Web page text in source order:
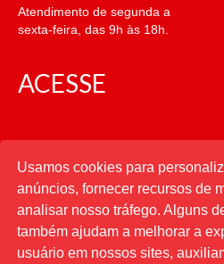
Atendimento de segunda a
sexta-feira, das 9h às 18h.
ACESSE
CATEGORIAS
CATEGORIAS
Usamos cookies para
anúncios, fornecer recursos de
analisar nosso tráfego. Alguns
também ajudam a melhorar a
usuário em nossos sites,